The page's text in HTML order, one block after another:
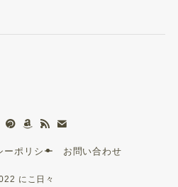
ーポリシー お問い合わせ
にこ日々